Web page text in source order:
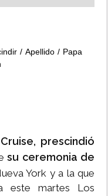
Apellido
Papa
prescindió
su ceremonia de
York y a la que
este martes Los